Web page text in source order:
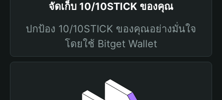
จัดเก็บ 10/10STICK ของคุณ
ปกป้อง 10/10STICK ของคุณอย่างมั่นใจ
โดยใช้ Bitget Wallet